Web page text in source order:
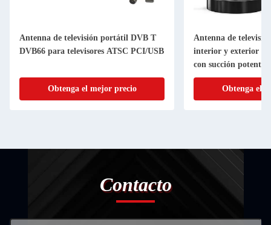
Antenna de televisión portátil DVB T
DVB66 para televisores ATSC PCI/USB
Obtenga el mejor precio
Antenna de
interior y exterior
con succión potente
Obtenga el
Contacto